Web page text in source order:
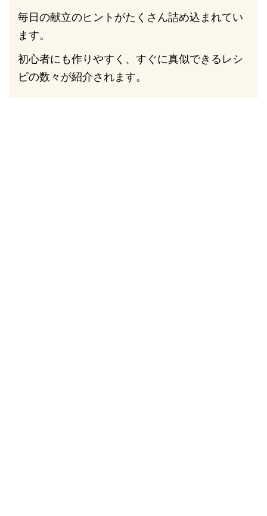
毎日の献立のヒントがたくさん詰め込まれてい
ます。
初心者にも作りやすく、すぐに真似できるレシ
ピの数々が紹介されます。